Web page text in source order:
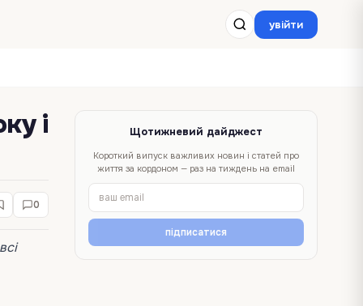
увійти
і
0
Щотижневий дайджест
Короткий випуск важливих новин і статей про
життя за кордоном — раз на тиждень на email
підписатися